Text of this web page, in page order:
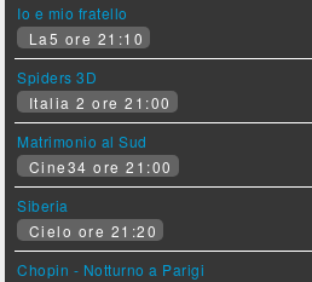
Io e mio fratello
La5 ore 21:10
Spiders 3D
Italia 2 ore 21:00
Matrimonio al Sud
Cine34 ore 21:00
Siberia
Cielo ore 21:20
Chopin - Notturno a Parigi